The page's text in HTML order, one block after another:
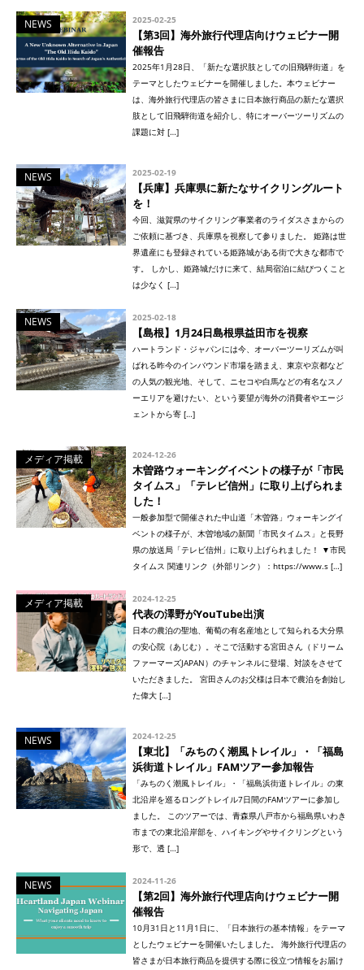
NEWS 2025-02-25
【第3回】海外旅行代理店向けウェビナー開
催報告
2025年1月28日、「新たな選択肢としての旧飛騨街道」を
テーマとしたウェビナーを開催しました。本ウェビナー
は、海外旅行代理店の皆さまに日本旅行商品の新たな選択
肢として旧飛騨街道を紹介し、特にオーバーツーリズムの
課題に対 […]
NEWS 2025-02-19
【兵庫】兵庫県に新たなサイクリングルート
を！
今回、滋賀県のサイクリング事業者のライダスさまからの
ご依頼に基づき、兵庫県を視察して参りました。 姫路は世
界遺産にも登録されている姫路城がある街で大きな都市で
す。 しかし、姫路城だけに来て、結局宿泊に結びつくこと
は少なく […]
NEWS 2025-02-18
【島根】1月24日島根県益田市を視察
ハートランド・ジャパンには今、オーバーツーリズムが叫
ばれる昨今のインバウンド市場を踏まえ、東京や京都など
の人気の観光地、そして、ニセコや白馬などの有名なスノ
ーエリアを避けたい、という要望が海外の消費者やエージ
ェントから寄 […]
メディア掲載 2024-12-26
木曽路ウォーキングイベントの様子が「市民
タイムス」「テレビ信州」に取り上げられま
した！
一般参加型で開催された中山道「木曽路」ウォーキングイ
ベントの様子が、木曽地域の新聞「市民タイムス」と長野
県の放送局「テレビ信州」に取り上げられました！ ▼市民
タイムス 関連リンク（外部リンク）：https://www.s […]
メディア掲載 2024-12-25
代表の澤野がYouTube出演
日本の農泊の聖地、葡萄の有名産地として知られる大分県
の安心院（あじむ）。そこで活動する宮田さん（ドリーム
ファーマーズJAPAN）のチャンネルに登場、対談をさせて
いただきました。 宮田さんのお父様は日本で農泊を創始し
た偉大 […]
NEWS 2024-12-25
【東北】「みちのく潮風トレイル」・「福島
浜街道トレイル」FAMツアー参加報告
「みちのく潮風トレイル」・「福島浜街道トレイル」の東
北沿岸を巡るロングトレイル7日間のFAMツアーに参加し
ました。 このツアーでは、青森県八戸市から福島県いわき
市までの東北沿岸部を、ハイキングやサイクリングという
形で、透 […]
NEWS 2024-11-26
【第2回】海外旅行代理店向けウェビナー開
催報告
10月31日と11月1日に、「日本旅行の基本情報」をテーマ
としたウェビナーを開催いたしました。 海外旅行代理店の
皆さまが日本旅行商品を提供する際に役立つ情報をお届け